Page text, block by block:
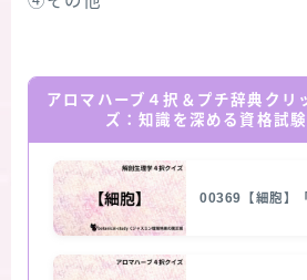
アロマハーブ４択＆プチ辞典クリ
ズ：知識を深める資格試
00369【細胞】